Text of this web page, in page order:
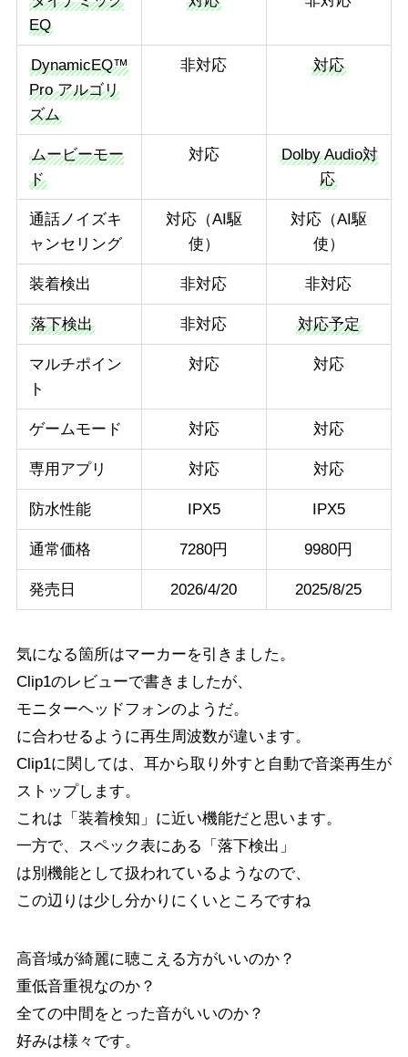
EQ
DynamicEQ™
Pro アルゴリ
ズム
非対応 対応
ムービーモー
ド
対応
Dolby Audio対
応
通話ノイズキ
ャンセリング
対応（AI駆
使）
対応（AI駆
使）
装着検出 非対応 非対応
落下検出 非対応 対応予定
マルチポイン
ト
対応 対応
ゲームモード 対応 対応
専用アプリ 対応 対応
防水性能 IPX5 IPX5
通常価格 7280円 9980円
発売日 2026/4/20 2025/8/25
気になる箇所はマーカーを引きました。
Clip1のレビューで書きましたが、
モニターヘッドフォンのようだ。
に合わせるように再生周波数が違います。
Clip1に関しては、耳から取り外すと自動で音楽再生が
ストップします。
これは「装着検知」に近い機能だと思います。
一方で、スペック表にある「落下検出」
は別機能として扱われているようなので、
この辺りは少し分かりにくいところですね
高音域が綺麗に聴こえる方がいいのか？
重低音重視なのか？
全ての中間をとった音がいいのか？
好みは様々です。